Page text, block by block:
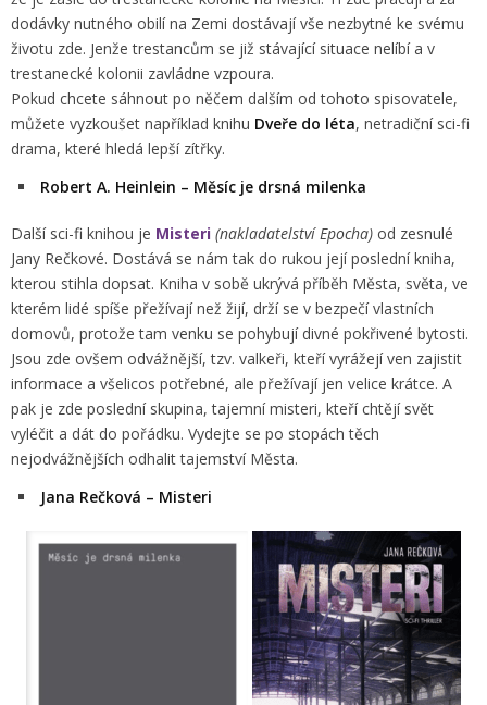
dodávky nutného obilí na Zemi dostávají vše nezbytné ke svému
životu zde. Jenže trestancům se již stávající situace nelíbí a v
trestanecké kolonii zavládne vzpoura.
Pokud chcete sáhnout po něčem dalším od tohoto spisovatele,
můžete vyzkoušet například knihu Dveře do léta, netradiční sci-fi
drama, které hledá lepší zítřky.
Robert A. Heinlein – Měsíc je drsná milenka
Další sci-fi knihou je Misteri (nakladatelství Epocha) od zesnulé
Jany Rečkové. Dostává se nám tak do rukou její poslední kniha,
kterou stihla dopsat. Kniha v sobě ukrývá příběh Města, světa, ve
kterém lidé spíše přežívají než žijí, drží se v bezpečí vlastních
domovů, protože tam venku se pohybují divné pokřivené bytosti.
Jsou zde ovšem odvážnější, tzv. valkeři, kteří vyrážejí ven zajistit
informace a všelicos potřebné, ale přežívají jen velice krátce. A
pak je zde poslední skupina, tajemní misteri, kteří chtějí svět
vyléčit a dát do pořádku. Vydejte se po stopách těch
nejodvážnějších odhalit tajemství Města.
Jana Rečková – Misteri